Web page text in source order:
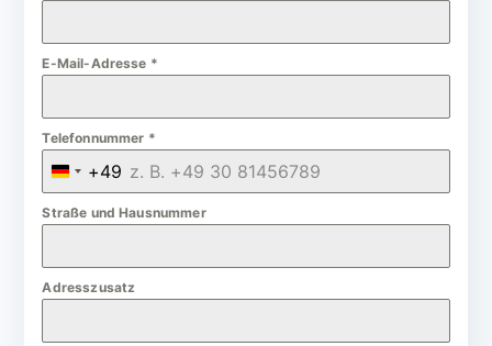
E-Mail-Adresse *
Telefonnummer *
G
e
m
a
+49
Straße und Hausnummer
Adresszusatz